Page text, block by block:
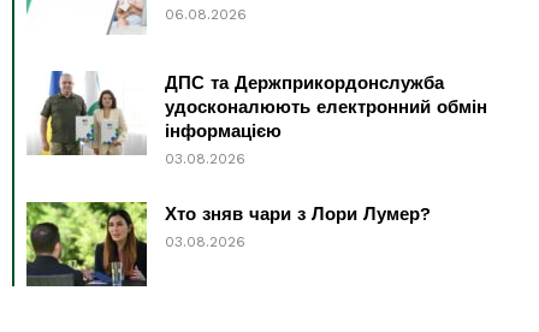
06.08.2026
ДПС та Держприкордонслужба
удосконалюють електронний обмін
інформацією
03.08.2026
Хто зняв чари з Лори Лумер?
03.08.2026